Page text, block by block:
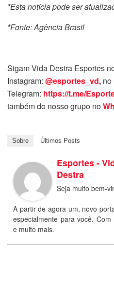
*Esta notícia pode ser
*Fonte: Agência Brasil
Sigam Vida Destra Esportes
Instagram: @esportes_vd, no
Telegram: https://t.me/
também do nosso grupo no
Sobre Últimos Posts
Esportes -
Destra
Seja muito bem-
A partir de agora um, novo
especialmente para você.
e muito mais.